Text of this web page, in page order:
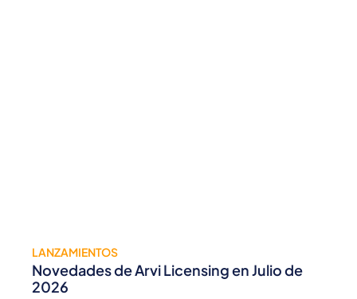
LANZAMIENTOS
Novedades de Arvi Licensing en Julio de
2026